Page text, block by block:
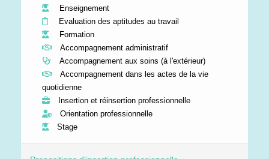
Enseignement
Evaluation des aptitudes au travail
Formation
Accompagnement administratif
Accompagnement aux soins (à l'extérieur)
Accompagnement dans les actes de la vie
quotidienne
Insertion et réinsertion professionnelle
Orientation professionnelle
Stage